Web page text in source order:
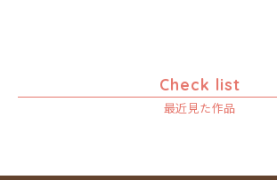
Check list
最近見た作品